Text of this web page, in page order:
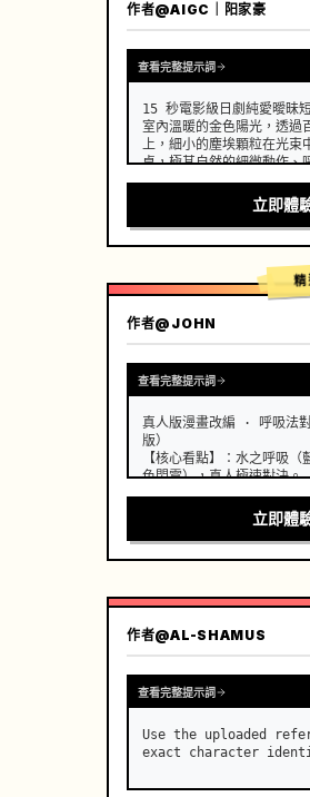
作者@AIGC｜阳家豪
查看完整提示詞
15 秒電影級日劇純愛曖昧
室內溫暖的金色陽光，透過
上，細小的塵埃顆粒在光束
桌，極其自然的細微動作、
保持一致的面部、服裝和髮
疵，真實的胸部隨著呼吸
糊的背景，溫暖的膠片顆
的心動窒息感。 …
立即體
作者@JOHN
查看完整提示詞
真人版漫畫改編 · 呼吸法
版）
【核心看點】：水之呼吸
色閃電），真人極速對決。
立即體
作者@AL-SHAMUS
查看完整提示詞
Use the uploaded
exact character